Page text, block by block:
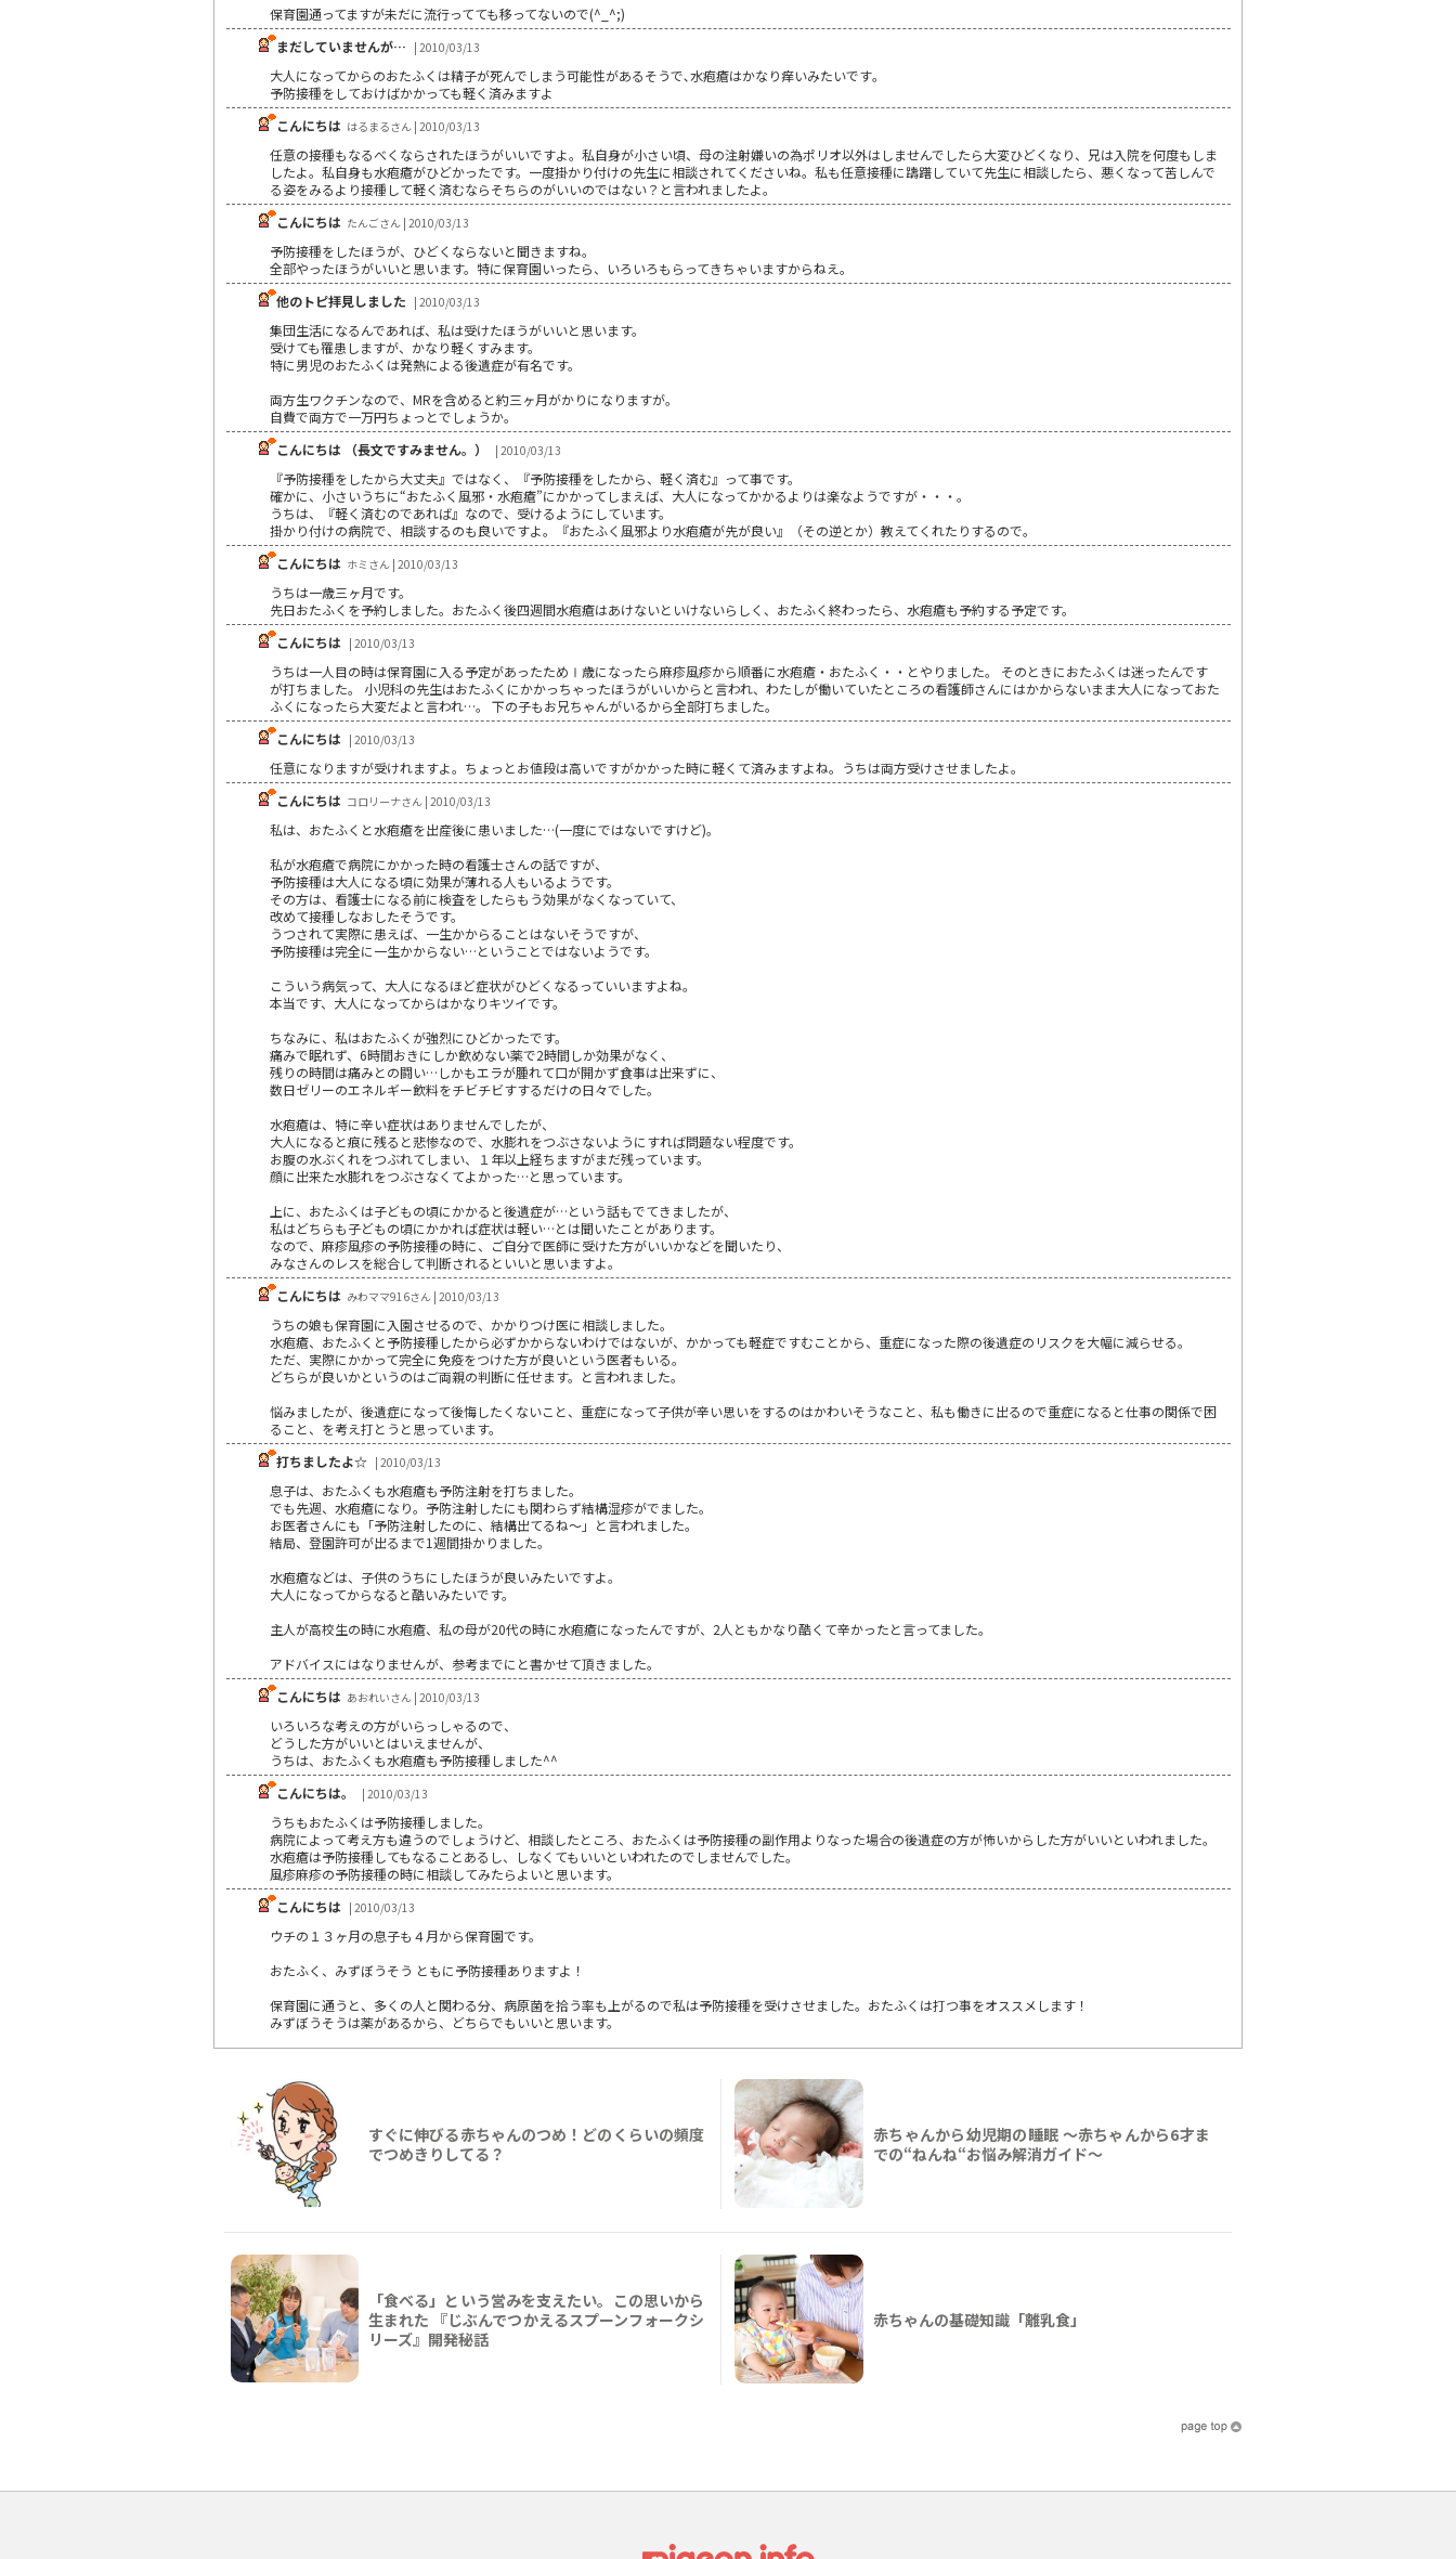
保育園通ってますが未だに流行ってても移ってないので(^_^;)
まだしていませんが… | 2010/03/13
大人になってからのおたふくは精子が死んでしまう可能性があるそうで､水疱瘡はかなり痒いみたいです｡
予防接種をしておけばかかっても軽く済みますよ
こんにちは はるまるさん | 2010/03/13
任意の接種もなるべくならされたほうがいいですよ。私自身が小さい頃、母の注射嫌いの為ポリオ以外はしませんでしたら大変ひどくなり、兄は入院を何度もしま
したよ。私自身も水疱瘡がひどかったです。一度掛かり付けの先生に相談されてくださいね。私も任意接種に躊躇していて先生に相談したら、悪くなって苦しんで
る姿をみるより接種して軽く済むならそちらのがいいのではない？と言われましたよ。
こんにちは たんごさん | 2010/03/13
予防接種をしたほうが、ひどくならないと聞きますね。
全部やったほうがいいと思います。特に保育園いったら、いろいろもらってきちゃいますからねえ。
他のトピ拝見しました | 2010/03/13
集団生活になるんであれば、私は受けたほうがいいと思います。
受けても罹患しますが、かなり軽くすみます。
特に男児のおたふくは発熱による後遺症が有名です。
両方生ワクチンなので、MRを含めると約三ヶ月がかりになりますが。
自費で両方で一万円ちょっとでしょうか。
こんにちは （長文ですみません。）
| 2010/03/13
『予防接種をしたから大丈夫』ではなく、『予防接種をしたから、軽く済む』って事です。
確かに、小さいうちに“おたふく風邪・水疱瘡”にかかってしまえば、大人になってかかるよりは楽なようですが・・・。
うちは、『軽く済むのであれば』なので、受けるようにしています。
掛かり付けの病院で、相談するのも良いですよ。『おたふく風邪より水疱瘡が先が良い』（その逆とか）教えてくれたりするので。
こんにちは ホミさん | 2010/03/13
うちは一歳三ヶ月です。
先日おたふくを予約しました。おたふく後四週間水疱瘡はあけないといけないらしく、おたふく終わったら、水疱瘡も予約する予定です。
こんにちは | 2010/03/13
うちは一人目の時は保育園に入る予定があったためⅠ歳になったら麻疹風疹から順番に水疱瘡・おたふく・・とやりました。 そのときにおたふくは迷ったんです
が打ちました。 小児科の先生はおたふくにかかっちゃったほうがいいからと言われ、わたしが働いていたところの看護師さんにはかからないまま大人になっておた
ふくになったら大変だよと言われ…。 下の子もお兄ちゃんがいるから全部打ちました。
こんにちは | 2010/03/13
任意になりますが受けれますよ。ちょっとお値段は高いですがかかった時に軽くて済みますよね。うちは両方受けさせましたよ。
こんにちは コロリーナさん | 2010/03/13
私は、おたふくと水疱瘡を出産後に患いました…(一度にではないですけど)。
私が水疱瘡で病院にかかった時の看護士さんの話ですが、
予防接種は大人になる頃に効果が薄れる人もいるようです。
その方は、看護士になる前に検査をしたらもう効果がなくなっていて、
改めて接種しなおしたそうです。
うつされて実際に患えば、一生かからることはないそうですが、
予防接種は完全に一生かからない…ということではないようです。
こういう病気って、大人になるほど症状がひどくなるっていいますよね。
本当です、大人になってからはかなりキツイです。
ちなみに、私はおたふくが強烈にひどかったです。
痛みで眠れず、6時間おきにしか飲めない薬で2時間しか効果がなく、
残りの時間は痛みとの闘い…しかもエラが腫れて口が開かず食事は出来ずに、
数日ゼリーのエネルギー飲料をチビチビすするだけの日々でした。
水疱瘡は、特に辛い症状はありませんでしたが、
大人になると痕に残ると悲惨なので、水膨れをつぶさないようにすれば問題ない程度です。
お腹の水ぶくれをつぶれてしまい、１年以上経ちますがまだ残っています。
顔に出来た水膨れをつぶさなくてよかった…と思っています。
上に、おたふくは子どもの頃にかかると後遺症が…という話もでてきましたが、
私はどちらも子どもの頃にかかれば症状は軽い…とは聞いたことがあります。
なので、麻疹風疹の予防接種の時に、ご自分で医師に受けた方がいいかなどを聞いたり、
みなさんのレスを総合して判断されるといいと思いますよ。
こんにちは みわママ916さん | 2010/03/13
うちの娘も保育園に入園させるので、かかりつけ医に相談しました。
水疱瘡、おたふくと予防接種したから必ずかからないわけではないが、かかっても軽症ですむことから、重症になった際の後遺症のリスクを大幅に減らせる。
ただ、実際にかかって完全に免疫をつけた方が良いという医者もいる。
どちらが良いかというのはご両親の判断に任せます。と言われました。
悩みましたが、後遺症になって後悔したくないこと、重症になって子供が辛い思いをするのはかわいそうなこと、私も働きに出るので重症になると仕事の関係で困
ること、を考え打とうと思っています。
打ちましたよ☆ | 2010/03/13
息子は、おたふくも水疱瘡も予防注射を打ちました。
でも先週、水疱瘡になり。予防注射したにも関わらず結構湿疹がでました。
お医者さんにも「予防注射したのに、結構出てるね～」と言われました。
結局、登園許可が出るまで1週間掛かりました。
水疱瘡などは、子供のうちにしたほうが良いみたいですよ。
大人になってからなると酷いみたいです。
主人が高校生の時に水疱瘡、私の母が20代の時に水疱瘡になったんですが、2人ともかなり酷くて辛かったと言ってました。
アドバイスにはなりませんが、参考までにと書かせて頂きました。
こんにちは あおれいさん | 2010/03/13
いろいろな考えの方がいらっしゃるので、
どうした方がいいとはいえませんが、
うちは、おたふくも水疱瘡も予防接種しました^^
こんにちは。
| 2010/03/13
うちもおたふくは予防接種しました。
病院によって考え方も違うのでしょうけど、相談したところ、おたふくは予防接種の副作用よりなった場合の後遺症の方が怖いからした方がいいといわれました。
水疱瘡は予防接種してもなることあるし、しなくてもいいといわれたのでしませんでした。
風疹麻疹の予防接種の時に相談してみたらよいと思います。
こんにちは | 2010/03/13
ウチの１３ヶ月の息子も４月から保育園です。
おたふく、みずぼうそう ともに予防接種ありますよ！
保育園に通うと、多くの人と関わる分、病原菌を拾う率も上がるので私は予防接種を受けさせました。おたふくは打つ事をオススメします！
みずぼうそうは薬があるから、どちらでもいいと思います。
すぐに伸びる赤ちゃんのつめ！どのくらいの頻度
でつめきりしてる？
赤ちゃんから幼児期の睡眠 ～赤ちゃんから6才ま
での“ねんね“お悩み解消ガイド〜
「食べる」という営みを支えたい。この思いから
生まれた 『じぶんでつかえるスプーンフォークシ
リーズ』開発秘話
赤ちゃんの基礎知識「離乳食」